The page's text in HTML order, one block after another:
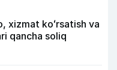
xizmat koʻrsatish va
qancha soliq